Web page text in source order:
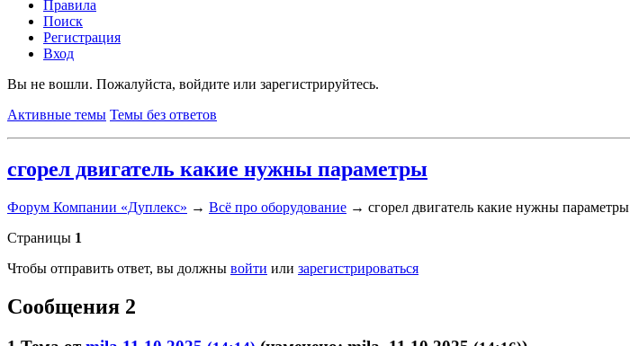
Правила
Поиск
Регистрация
Вход
Вы не вошли. Пожалуйста, войдите или зарегистрируйтесь.
Активные темы Темы без ответов
сгорел двигатель какие нужны параметры
Форум Компании «Дуплекс» → Всё про оборудование → сгорел двигатель какие нужны параметры
Страницы 1
Чтобы отправить ответ, вы должны войти или зарегистрироваться
Сообщения 2